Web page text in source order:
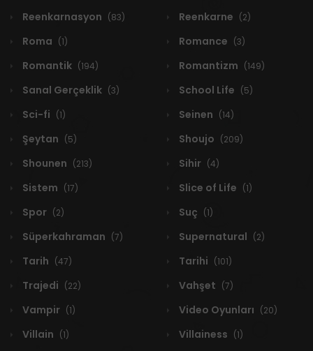
Reenkarnasyon (83) Reenkarne (2)
Roma (1) Romance (3)
Romantik (194) Romantizm (149)
Sanal Gerçeklik (3) School Life (5)
Sci-fi (1) Seinen (14)
Şeytan (5) Shoujo (209)
Shounen (213) Sihir (4)
Sistem (17) Slice of Life (1)
Spor (2) Suç (1)
Süperkahraman (7) Supernatural (2)
Tarih (47) Tarihi (101)
Trajedi (22) Vahşet (7)
Vampir (1) Video Oyunları (20)
Villain (1) Villainess (1)